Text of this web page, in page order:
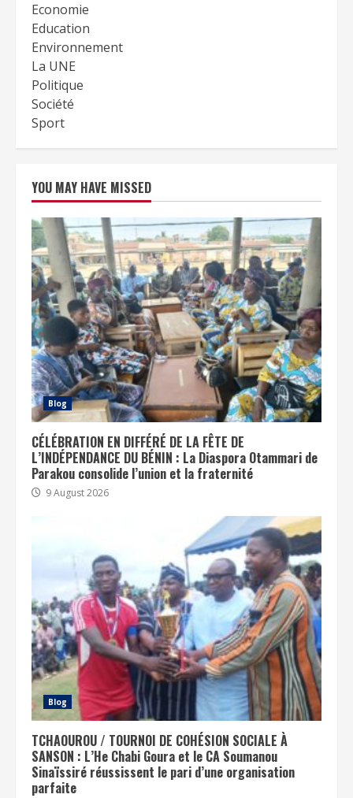
Economie
Education
Environnement
La UNE
Politique
Société
Sport
YOU MAY HAVE MISSED
Blog
CÉLÉBRATION EN DIFFÉRÉ DE LA FÊTE DE
L’INDÉPENDANCE DU BÉNIN : La Diaspora Otammari de
Parakou consolide l’union et la fraternité
9 August 2026
Blog
TCHAOUROU / TOURNOI DE COHÉSION SOCIALE À
SANSON : L’He Chabi Goura et le CA Soumanou
Sinaïssiré réussissent le pari d’une organisation
parfaite